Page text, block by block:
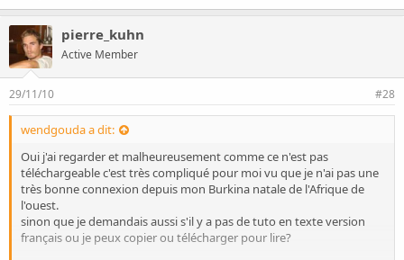
pierre_kuhn
Active Member
29/11/10 #28
wendgouda a dit:
Oui j'ai regarder et malheureusement comme ce n'est pas
téléchargeable c'est très compliqué pour moi vu que je n'ai pas une
très bonne connexion depuis mon Burkina natale de l'Afrique de
l'ouest.
sinon que je demandais aussi s'il y a pas de tuto en texte version
français ou je peux copier ou télécharger pour lire?